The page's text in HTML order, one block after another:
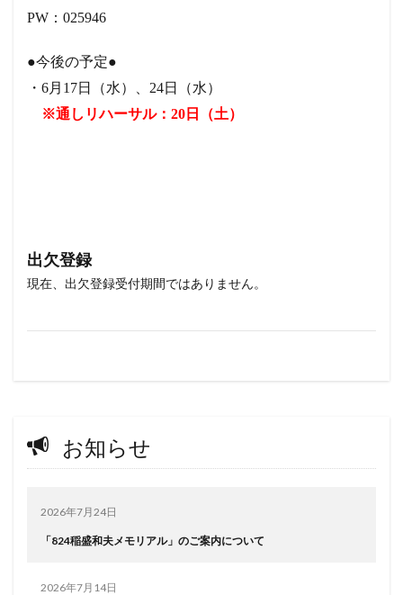
PW：025946
●今後の予定●
・6月17日（水）、24日（水）
※通しリハーサル：20日（土）
出欠登録
現在、出欠登録受付期間ではありません。
お知らせ
2026年7月24日
「824稲盛和夫メモリアル」のご案内について
2026年7月14日